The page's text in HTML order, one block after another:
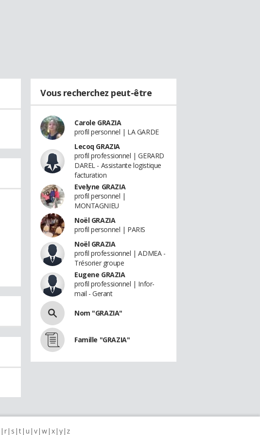
Vous recherchez peut-être
Carole GRAZIA
profil personnel | LA GARDE
Lecoq GRAZIA
profil professionnel | GERARD
DAREL - Assistante logistique
facturation
Evelyne GRAZIA
profil personnel |
MONTAGNIEU
Noël GRAZIA
profil personnel | PARIS
Noël GRAZIA
profil professionnel | ADMEA -
Trésorier groupe
Eugene GRAZIA
profil professionnel | Infor-
mail - Gerant
Nom "GRAZIA"
Famille "GRAZIA"
r s t u v w x y z